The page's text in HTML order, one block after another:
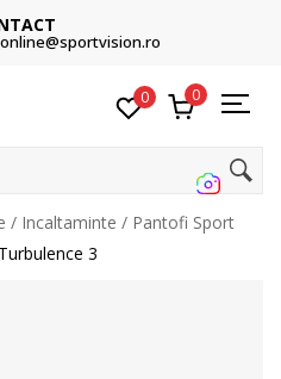
0 0
Incaltaminte
Pantofi Sport
3